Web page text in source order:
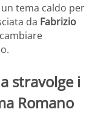
tema caldo per
da Fabrizio
stravolge i
Romano